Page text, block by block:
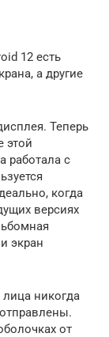
12 есть
а другие
Теперь
этой
работала с
когда
версиях
экран
никогда
от